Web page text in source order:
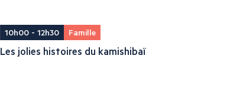
10h00 - 12h30 Famille
Les jolies histoires du kamishibaï